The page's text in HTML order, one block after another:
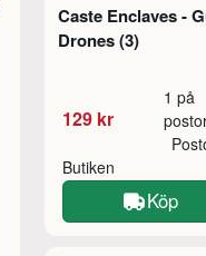
Caste Enclaves -
Drones (3)
129 kr
1 på
Butiken
Köp